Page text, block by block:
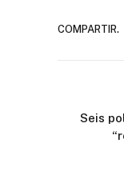
COMPARTIR.
Seis